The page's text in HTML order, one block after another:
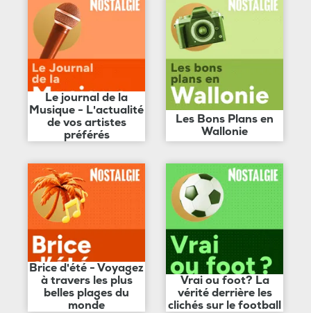
Le journal de la
Musique - L'actualité
de vos artistes
préférés
Les Bons Plans en
Wallonie
Brice d'été - Voyagez
à travers les plus
belles plages du
monde
Vrai ou foot? La
vérité derrière les
clichés sur le football